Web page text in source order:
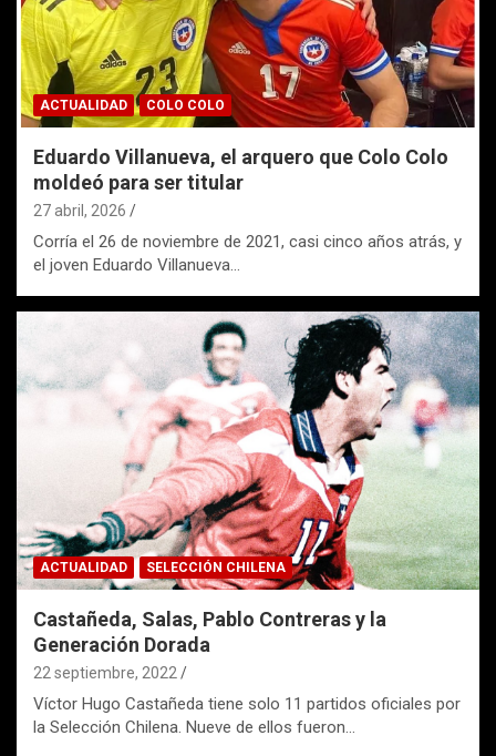
ACTUALIDAD COLO COLO
Eduardo Villanueva, el arquero que Colo Colo
moldeó para ser titular
27 abril, 2026
Corría el 26 de noviembre de 2021, casi cinco años atrás, y
el joven Eduardo Villanueva…
ACTUALIDAD SELECCIÓN CHILENA
Castañeda, Salas, Pablo Contreras y la
Generación Dorada
22 septiembre, 2022
Víctor Hugo Castañeda tiene solo 11 partidos oficiales por
la Selección Chilena. Nueve de ellos fueron…